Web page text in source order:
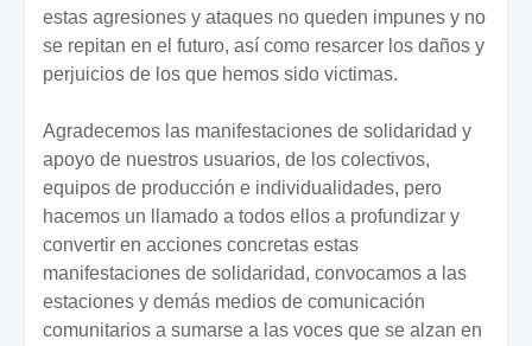
estas agresiones y ataques no queden impunes y no
se repitan en el futuro, así como resarcer los daños y
perjuicios de los que hemos sido victimas.
Agradecemos las manifestaciones de solidaridad y
apoyo de nuestros usuarios, de los colectivos,
equipos de producción e individualidades, pero
hacemos un llamado a todos ellos a profundizar y
convertir en acciones concretas estas
manifestaciones de solidaridad, convocamos a las
estaciones y demás medios de comunicación
comunitarios a sumarse a las voces que se alzan en